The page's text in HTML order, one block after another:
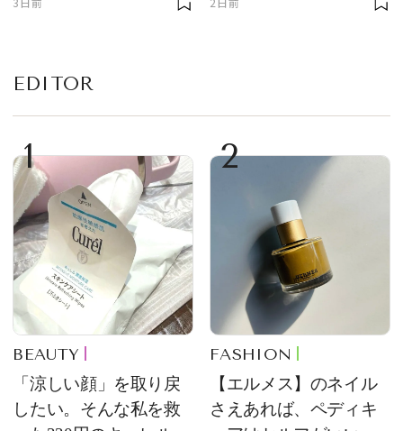
EDITOR
1
BEAUTY
「涼しい顔」を取り戻
したい。そんな私を救
2
FASHION
【エルメス】のネイル
さえあれば、ペディキ